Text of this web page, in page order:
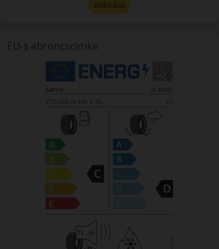
Előbírálat
EU-s abroncscímke